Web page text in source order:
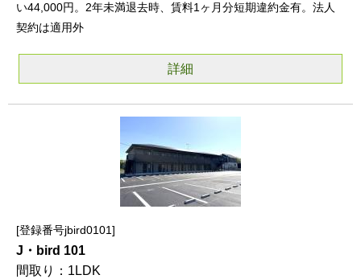
い44,000円。2年未満退去時、賃料1ヶ月分短期違約金有。法人
契約は適用外
詳細
登録番号jbird0101
J・bird 101
1LDK